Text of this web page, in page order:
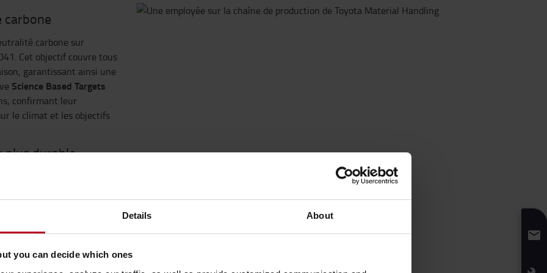
Details About
you can decide which ones
carbone sur
Cet objectif couvre tous
garantissant ainsi une
Science Based Targets
confirmant leur
le climat et les objectifs
plus durable
développement durable
de valeur. En travaillant
partagée. Alors
à explorer et à
à un avenir plus